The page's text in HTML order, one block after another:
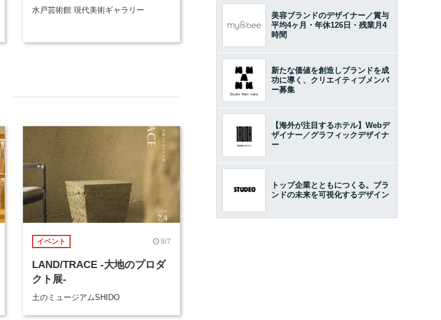
水戸芸術館 現代美術ギャラリー
イベント 8/7
LAND/TRACE -大地のプロダ
クト展-
土のミュージアムSHIDO
美容ブランドのデザイナー／賞与
平均4ヶ月・年休126日・残業月4
時間
新たな価値を創造しブランドを成
功に導く、クリエイティブメンバ
ー募集
【海外が注目するホテル】Webデ
ザイナー／グラフィックデザイナ
ー
トップ企業とともにつくる。ブラ
ンドの未来を可視化するデザイン